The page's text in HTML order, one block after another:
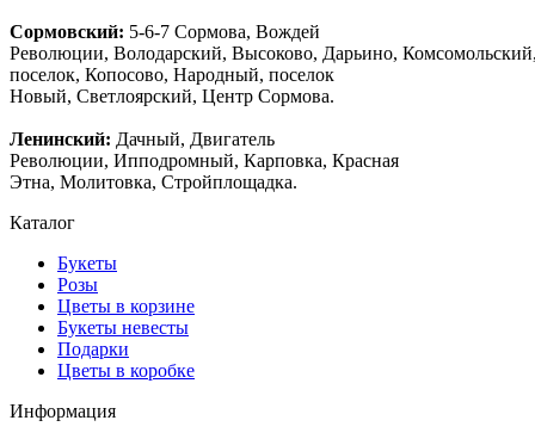
Сормовский: 5-6-7 Сормова, Вождей
Революции, Володарский, Высоково, Дарьино,
поселок, Копосово, Народный, поселок
Новый, Светлоярский, Центр Сормова.
Ленинский: Дачный, Двигатель
Революции, Ипподромный, Карповка, Красная
Этна, Молитовка, Стройплощадка.
Каталог
Букеты
Розы
Цветы в корзине
Букеты невесты
Подарки
Цветы в коробке
Информация